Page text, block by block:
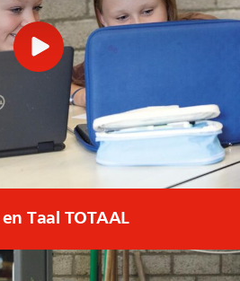
en Taal TOTAAL